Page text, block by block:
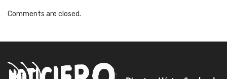
Comments are closed.